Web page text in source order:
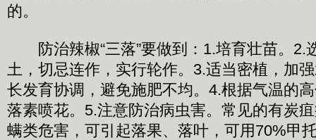
的。
防治辣椒“三落”要做到：1.培育壮苗。2.
土，切忌连作，实行轮作。3.适当密植，加
长发育协调，避免施肥不均。4.根据气温的
落素喷花。5.注意防治病虫害。常见的有炭
螨类危害，可引起落果、落叶，可用70%甲